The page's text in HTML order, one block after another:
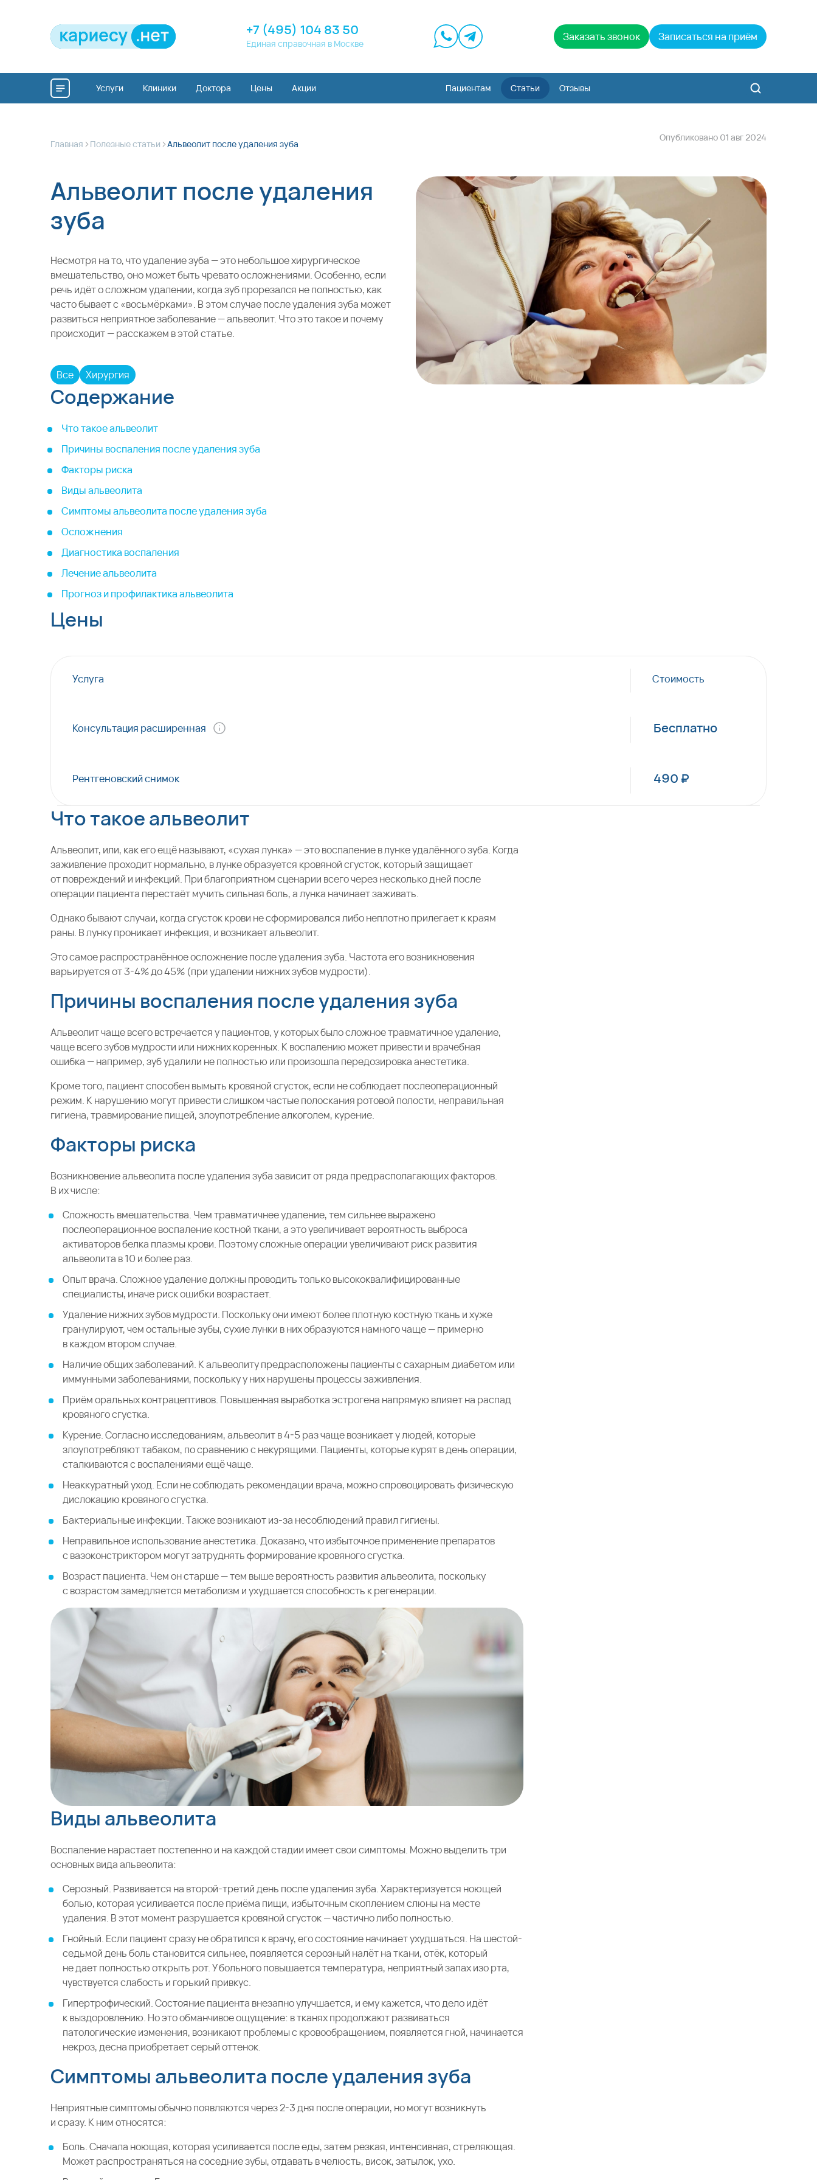
+7 (495) 104 83 50
Единая справочная в Москве
Заказать звонок Записаться на приём
Услуги Клиники Доктора Цены Акции Пациентам Статьи Отзывы
Главная > Полезные статьи >Альвеолит после удаления зуба
Опубликовано 01 авг 2024
Альвеолит после удаления
зуба
Несмотря на то, что удаление зуба — это небольшое хирургическое
вмешательство, оно может быть чревато осложнениями. Особенно, если
речь идёт о сложном удалении, когда зуб прорезался не полностью, как
часто бывает с «восьмёрками». В этом случае после удаления зуба может
развиться неприятное заболевание — альвеолит. Что это такое и почему
происходит — расскажем в этой статье.
Все Хирургия
Содержание
Что такое альвеолит
Причины воспаления после удаления зуба
Факторы риска
Виды альвеолита
Симптомы альвеолита после удаления зуба
Осложнения
Диагностика воспаления
Лечение альвеолита
Прогноз и профилактика альвеолита
Цены
Услуга Стоимость
Консультация расширенная Бесплатно
Рентгеновский снимок 490 ₽
Что такое альвеолит
Альвеолит, или, как его ещё называют, «сухая лунка» — это воспаление в лунке удалённого зуба. Когда
заживление проходит нормально, в лунке образуется кровяной сгусток, который защищает
от повреждений и инфекций. При благоприятном сценарии всего через несколько дней после
операции пациента перестаёт мучить сильная боль, а лунка начинает заживать.
Однако бывают случаи, когда сгусток крови не сформировался либо неплотно прилегает к краям
раны. В лунку проникает инфекция, и возникает альвеолит.
Это самое распространённое осложнение после удаления зуба. Частота его возникновения
варьируется от 3-4% до 45% (при удалении нижних зубов мудрости).
Причины воспаления после удаления зуба
Альвеолит чаще всего встречается у пациентов, у которых было сложное травматичное удаление,
чаще всего зубов мудрости или нижних коренных. К воспалению может привести и врачебная
ошибка — например, зуб удалили не полностью или произошла передозировка анестетика.
Кроме того, пациент способен вымыть кровяной сгусток, если не соблюдает послеоперационный
режим. К нарушению могут привести слишком частые полоскания ротовой полости, неправильная
гигиена, травмирование пищей, злоупотребление алкоголем, курение.
Факторы риска
Возникновение альвеолита после удаления зуба зависит от ряда предрасполагающих факторов.
В их числе:
Сложность вмешательства. Чем травматичнее удаление, тем сильнее выражено
послеоперационное воспаление костной ткани, а это увеличивает вероятность выброса
активаторов белка плазмы крови. Поэтому сложные операции увеличивают риск развития
альвеолита в 10 и более раз.
Опыт врача. Сложное удаление должны проводить только высококвалифицированные
специалисты, иначе риск ошибки возрастает.
Удаление нижних зубов мудрости. Поскольку они имеют более плотную костную ткань и хуже
гранулируют, чем остальные зубы, сухие лунки в них образуются намного чаще — примерно
в каждом втором случае.
Наличие общих заболеваний. К альвеолиту предрасположены пациенты с сахарным диабетом или
иммунными заболеваниями, поскольку у них нарушены процессы заживления.
Приём оральных контрацептивов. Повышенная выработка эстрогена напрямую влияет на распад
кровяного сгустка.
Курение. Согласно исследованиям, альвеолит в 4-5 раз чаще возникает у людей, которые
злоупотребляют табаком, по сравнению с некурящими. Пациенты, которые курят в день операции,
сталкиваются с воспалениями ещё чаще.
Неаккуратный уход. Если не соблюдать рекомендации врача, можно спровоцировать физическую
дислокацию кровяного сгустка.
Бактериальные инфекции. Также возникают из-за несоблюдений правил гигиены.
Неправильное использование анестетика. Доказано, что избыточное применение препаратов
с вазоконстриктором могут затруднять формирование кровяного сгустка.
Возраст пациента. Чем он старше — тем выше вероятность развития альвеолита, поскольку
с возрастом замедляется метаболизм и ухудшается способность к регенерации.
Виды альвеолита
Воспаление нарастает постепенно и на каждой стадии имеет свои симптомы. Можно выделить три
основных вида альвеолита:
Серозный. Развивается на второй-третий день после удаления зуба. Характеризуется ноющей
болью, которая усиливается после приёма пищи, избыточным скоплением слюны на месте
удаления. В этот момент разрушается кровяной сгусток — частично либо полностью.
Гнойный. Если пациент сразу не обратился к врачу, его состояние начинает ухудшаться. На шестой-
седьмой день боль становится сильнее, появляется серозный налёт на ткани, отёк, который
не дает полностью открыть рот. У больного повышается температура, неприятный запах изо рта,
чувствуется слабость и горький привкус.
Гипертрофический. Состояние пациента внезапно улучшается, и ему кажется, что дело идёт
к выздоровлению. Но это обманчивое ощущение: в тканях продолжают развиваться
патологические изменения, возникают проблемы с кровообращением, появляется гной, начинается
некроз, десна приобретает серый оттенок.
Симптомы альвеолита после удаления зуба
Неприятные симптомы обычно появляются через 2-3 дня после операции, но могут возникнуть
и сразу. К ним относятся:
Боль. Сначала ноющая, которая усиливается после еды, затем резкая, интенсивная, стреляющая.
Может распространяться на соседние зубы, отдавать в челюсть, висок, затылок, ухо.